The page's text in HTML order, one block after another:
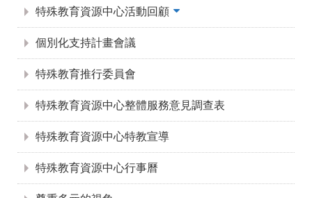
特殊教育資源中心活動回顧
個別化支持計畫會議
特殊教育推行委員會
特殊教育資源中心整體服務意見調查表
特殊教育資源中心特教宣導
特殊教育資源中心行事曆